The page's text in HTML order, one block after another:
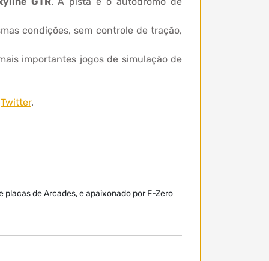
condições, sem controle de tração,
importantes jogos de simulação de
Twitter.
placas de Arcades, e apaixonado por F-Zero